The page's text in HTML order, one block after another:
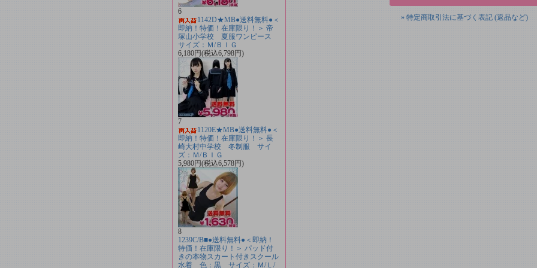
6
1142D★MB●送料無料●＜
即納！特価！在庫限り！＞ 帝
塚山小学校 夏服ワンピース
サイズ：Ｍ/ＢＩＧ
6,180円(税込6,798円)
7
1120E★MB●送料無料●＜
即納！特価！在庫限り！＞ 長
崎大村中学校 冬制服 サイ
ズ：Ｍ/ＢＩＧ
5,980円(税込6,578円)
8
1239C/B■●送料無料●＜即納！
特価！在庫限り！＞ パッド付
きの本物スカート付きスクール
水着 色：黒 サイズ：Ｍ/Ｌ/
» 特定商取引法に基づく表記 (返品など)